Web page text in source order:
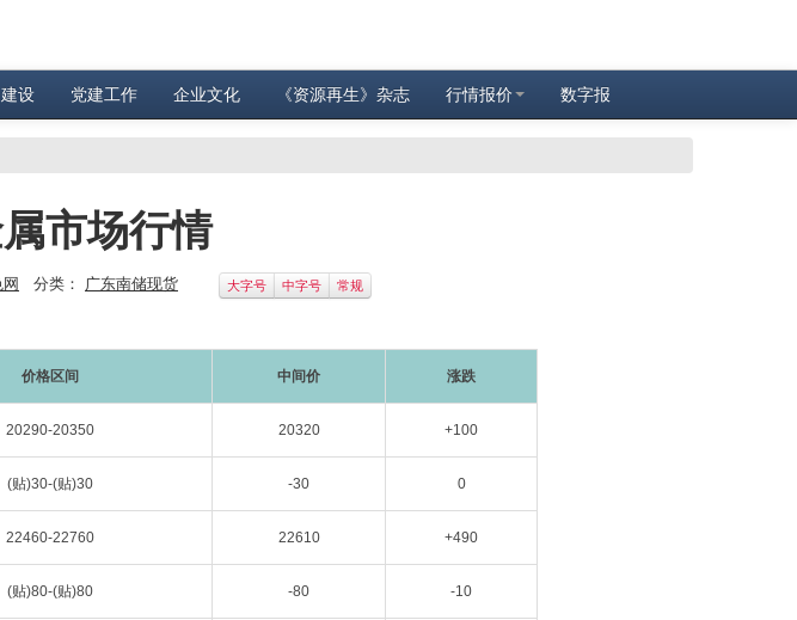
设 党建工作 企业文化 《资源再生》杂志 行情报价 数字报
市场行情
分类： 广东南储现货 大字号 中字号 常规
价格区间 中间价 涨跌
20290-20350 20320 +100
(贴)30-(贴)30 -30 0
22460-22760 22610 +490
(贴)80-(贴)80 -80 -10